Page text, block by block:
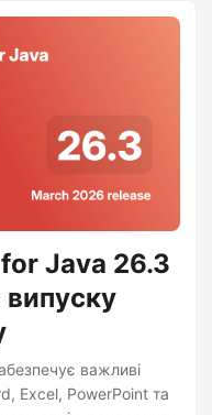
Java 26.3
важливі
Excel, PowerPoint та